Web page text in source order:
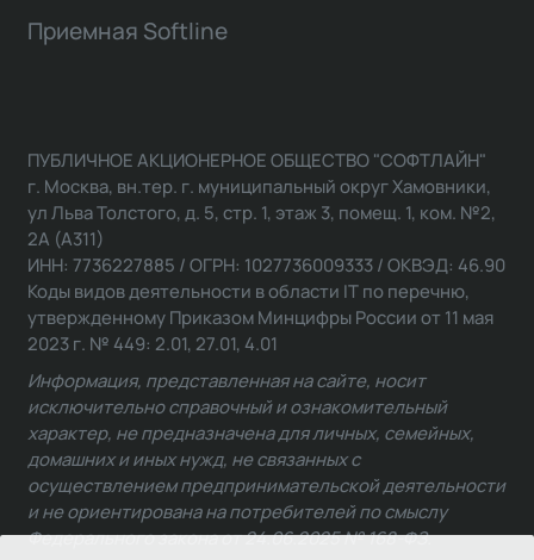
Приемная Softline
ПУБЛИЧНОЕ АКЦИОНЕРНОЕ ОБЩЕСТВО "СОФТЛАЙН"
г. Москва, вн.тер. г. муниципальный округ Хамовники,
ул Льва Толстого, д. 5, стр. 1, этаж 3, помещ. 1, ком. №2,
2А (А311)
ИНН: 7736227885 / ОГРН: 1027736009333 / ОКВЭД: 46.90
Коды видов деятельности в области IT по перечню,
утвержденному Приказом Минцифры России от 11 мая
2023 г. № 449: 2.01, 27.01, 4.01
Информация, представленная на сайте, носит
исключительно справочный и ознакомительный
характер, не предназначена для личных, семейных,
домашних и иных нужд, не связанных с
осуществлением предпринимательской деятельности
и не ориентирована на потребителей по смыслу
Федерального закона от 24.06.2025 № 168-ФЗ.